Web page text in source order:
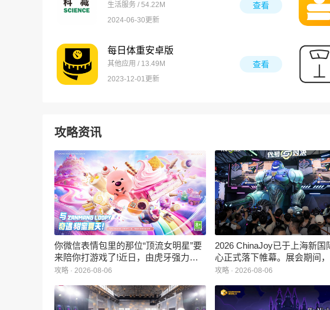
生活服务 / 54.22M
2024-06-30更新
查看
每日体重安卓版
其他应用 / 13.49M
2023-12-01更新
查看
攻略资讯
你微信表情包里的那位“顶流女明星”要
来陪你打游戏了!近日，由虎牙强力发
行、正版Zanmang Loopy(赞萌露比)IP
遇》正式曝光。这款产品巧妙融合了
3D立体消除、模拟经营与丰富的互动
攻略 · 2026-08-06
2026 ChinaJoy已于上海新国
心正式落下帷幕。展会期间
旗下蓝海工作室自研的多英雄
相，并向玩家开放试玩。
攻略 · 2026-08-06